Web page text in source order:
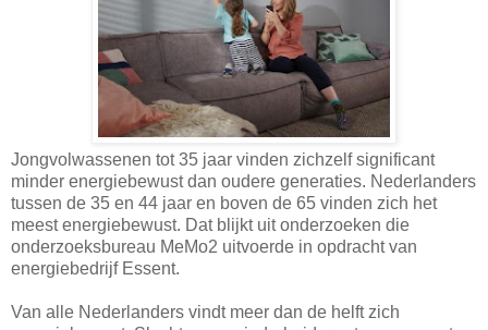
Jongvolwassenen tot 35 jaar vinden zichzelf significant
minder energiebewust dan oudere generaties. Nederlanders
tussen de 35 en 44 jaar en boven de 65 vinden zich het
meest energiebewust. Dat blijkt uit onderzoeken die
onderzoeksbureau MeMo2 uitvoerde in opdracht van
energiebedrijf Essent.
Van alle Nederlanders vindt meer dan de helft zich